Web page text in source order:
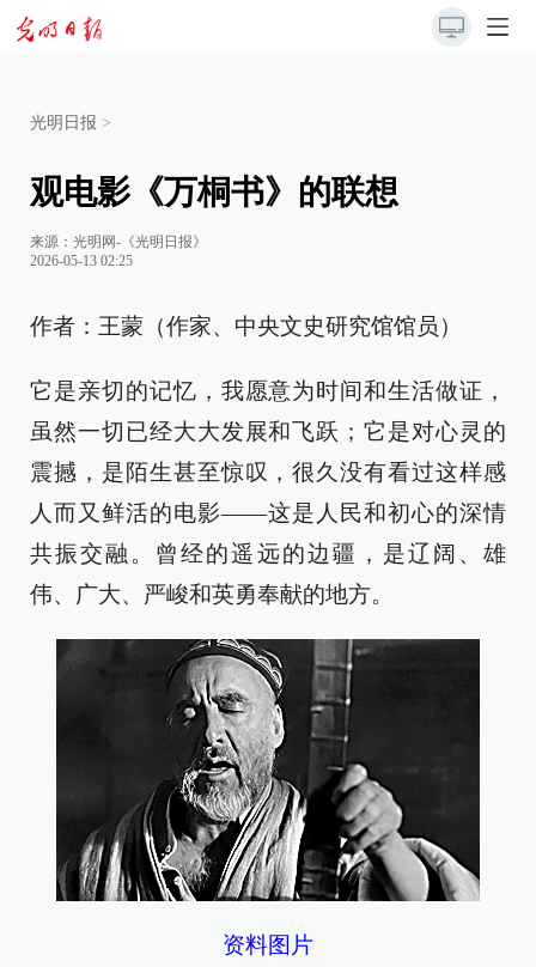
光明日报 >
观电影《万桐书》的联想
来源： 光明网-《光明日报》
2026-05-13 02:25
作者：王蒙（作家、中央文史研究馆馆员）
它是亲切的记忆，我愿意为时间和生活做证，
虽然一切已经大大发展和飞跃；它是对心灵的
震撼，是陌生甚至惊叹，很久没有看过这样感
人而又鲜活的电影——这是人民和初心的深情
共振交融。曾经的遥远的边疆，是辽阔、雄
伟、广大、严峻和英勇奉献的地方。
资料图片